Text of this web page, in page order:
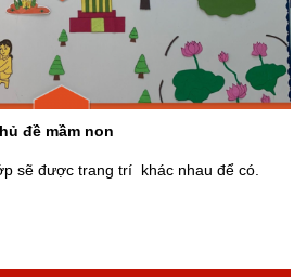
đề mầm non
sẽ được trang trí khác nhau để có.